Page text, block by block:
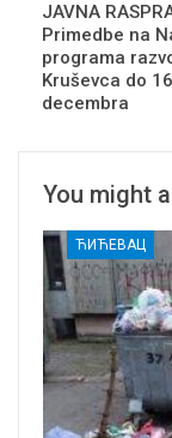
JAVNA
Primedbe na
programa
Kruševca do
decembra
You might
ЋИЋЕВАЦ